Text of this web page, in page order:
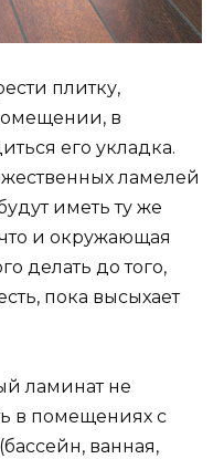
плитку,
в
его укладка.
ламелей
иметь ту же
и окружающая
делать до того,
пока высыхает
ламинат не
в помещениях с
ванная,